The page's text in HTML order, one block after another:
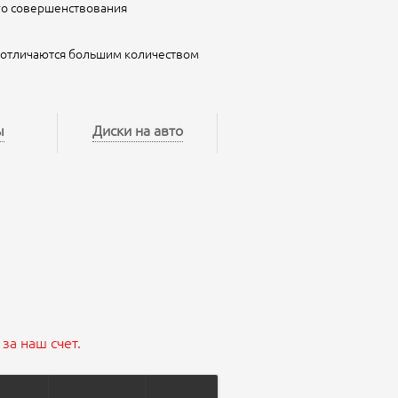
совершенствования
большим количеством
Диски на авто
наш счет.